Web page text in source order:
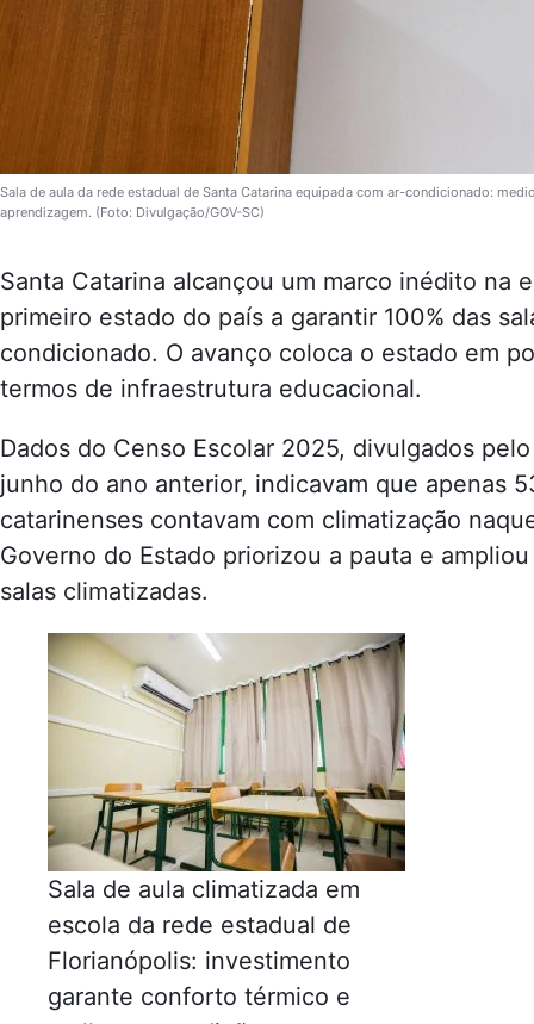
Sala de aula da rede estadual de Santa Catarina equipada com ar-condicionado:
aprendizagem. (Foto: Divulgação/GOV-SC)
Santa Catarina alcançou um marco inédito na
primeiro estado do país a garantir 100% das
condicionado. O avanço coloca o estado em
termos de infraestrutura educacional.
Dados do Censo Escolar 2025, divulgados
junho do ano anterior, indicavam que apenas
catarinenses contavam com climatização
Governo do Estado priorizou a pauta e
salas climatizadas.
Sala de aula climatizada em
escola da rede estadual de
Florianópolis: investimento
garante conforto térmico e